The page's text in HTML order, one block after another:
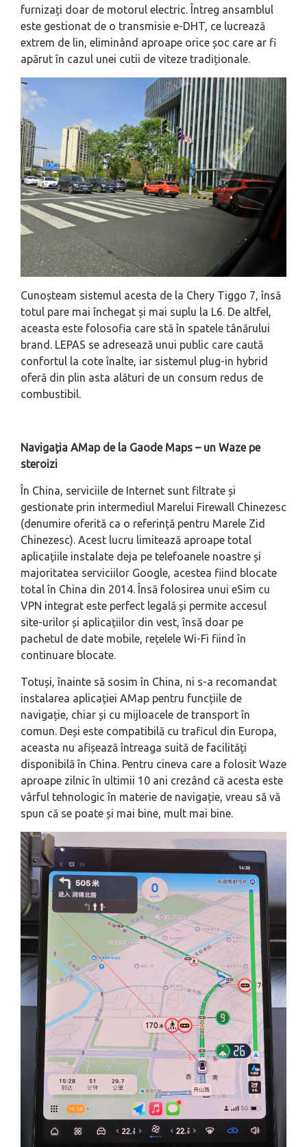
furnizați doar de motorul electric. Întreg ansamblul
este gestionat de o transmisie e-DHT, ce lucrează
extrem de lin, eliminând aproape orice șoc care ar fi
apărut în cazul unei cutii de viteze tradiționale.
Cunoșteam sistemul acesta de la Chery Tiggo 7, însă
totul pare mai închegat și mai suplu la L6. De altfel,
aceasta este folosofia care stă în spatele tânărului
brand. LEPAS se adresează unui public care caută
confortul la cote înalte, iar sistemul plug-in hybrid
oferă din plin asta alături de un consum redus de
combustibil.
Navigația AMap de la Gaode Maps – un Waze pe
steroizi
În China, serviciile de Internet sunt filtrate și
gestionate prin intermediul Marelui Firewall Chinezesc
(denumire oferită ca o referință pentru Marele Zid
Chinezesc). Acest lucru limitează aproape total
aplicațiile instalate deja pe telefoanele noastre și
majoritatea serviciilor Google, acestea fiind blocate
total în China din 2014. Însă folosirea unui eSim cu
VPN integrat este perfect legală și permite accesul
site-urilor și aplicațiilor din vest, însă doar pe
pachetul de date mobile, rețelele Wi-Fi fiind în
continuare blocate.
Totuși, înainte să sosim în China, ni s-a recomandat
instalarea aplicației AMap pentru funcțiile de
navigație, chiar și cu mijloacele de transport în
comun. Deși este compatibilă cu traficul din Europa,
aceasta nu afișează întreaga suită de facilități
disponibilă în China. Pentru cineva care a folosit Waze
aproape zilnic în ultimii 10 ani crezând că acesta este
vârful tehnologic în materie de navigație, vreau să vă
spun că se poate și mai bine, mult mai bine.